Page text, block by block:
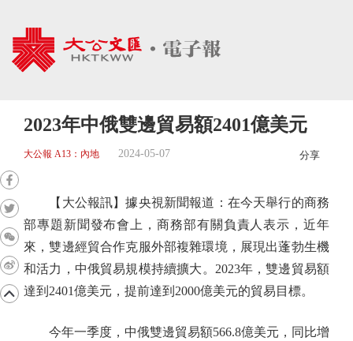
2023年中俄雙邊貿易額2401億美元
大公報 A13：內地 2024-05-07 分享
【大公報訊】據央視新聞報道：在今天舉行的商務
部專題新聞發布會上，商務部有關負責人表示，近年
來，雙邊經貿合作克服外部複雜環境，展現出蓬勃生機
和活力，中俄貿易規模持續擴大。2023年，雙邊貿易額
達到2401億美元，提前達到2000億美元的貿易目標。
今年一季度，中俄雙邊貿易額566.8億美元，同比增